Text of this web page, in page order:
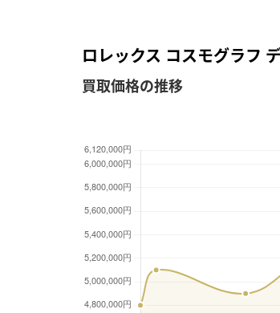
ロレックス コスモグラフ
買取価格の推移